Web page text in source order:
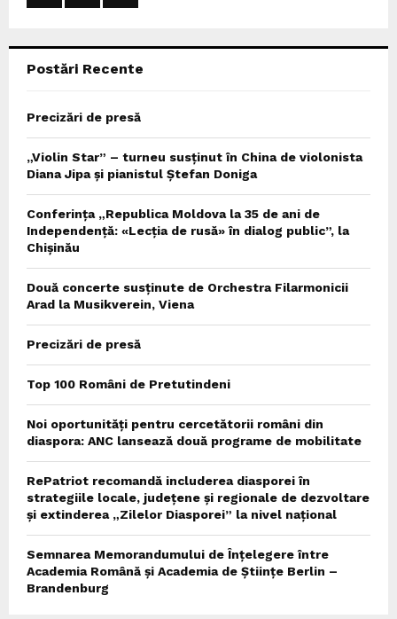
Postări Recente
Precizări de presă
„Violin Star” – turneu susținut în China de violonista
Diana Jipa și pianistul Ștefan Doniga
Conferința „Republica Moldova la 35 de ani de
Independență: «Lecția de rusă» în dialog public”, la
Chișinău
Două concerte susținute de Orchestra Filarmonicii
Arad la Musikverein, Viena
Precizări de presă
Top 100 Români de Pretutindeni
Noi oportunități pentru cercetătorii români din
diaspora: ANC lansează două programe de mobilitate
RePatriot recomandă includerea diasporei în
strategiile locale, județene și regionale de dezvoltare
și extinderea „Zilelor Diasporei” la nivel național
Semnarea Memorandumului de Înțelegere între
Academia Română și Academia de Științe Berlin –
Brandenburg